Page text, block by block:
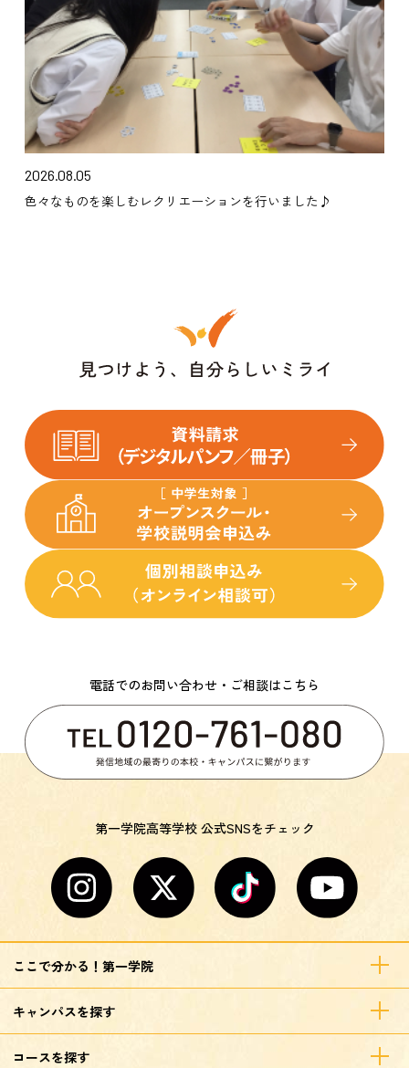
2026.08.05
色々なものを楽しむレクリエーションを行いました♪
電話でのお問い合わせ・ご相談はこちら
第一学院高等学校 公式SNSをチェック
ここで分かる！第一学院
キャンパスを探す
コースを探す